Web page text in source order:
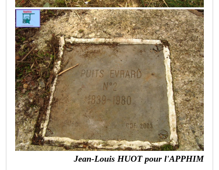
Jean-Louis HUOT pour l'APPHIM